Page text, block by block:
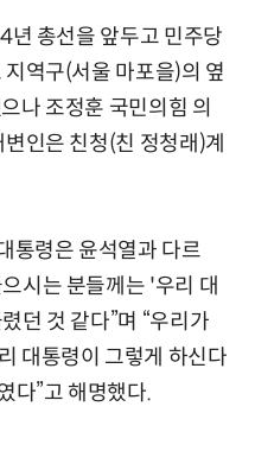
년 총선을 앞두고 민주당
역구(서울 마포을)의 옆
나 조정훈 국민의힘 의
인은 친청(친 정청래)계
통령은 윤석열과 다르
시는 분들께는 '우리 대
던 것 같다”며 “우리가
대통령이 그렇게 하신다
다”고 해명했다.